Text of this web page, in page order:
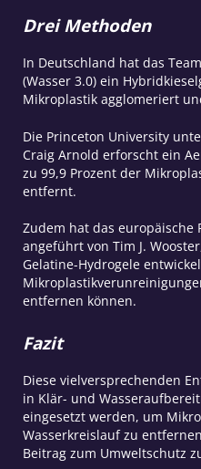
Drei Methoden
In Deutschland hat das
(Wasser 3.0) ein
Mikroplastik agglomeriert
Die Princeton University
Craig Arnold erforscht ein
zu 99,9 Prozent der
entfernt.
Zudem hat das europäische
angeführt von Tim J.
Gelatine-Hydrogele
entfernen können.
Fazit
Diese vielversprechenden
in Klär- und
eingesetzt werden, um
Wasserkreislauf zu
Beitrag zum Umweltschutz